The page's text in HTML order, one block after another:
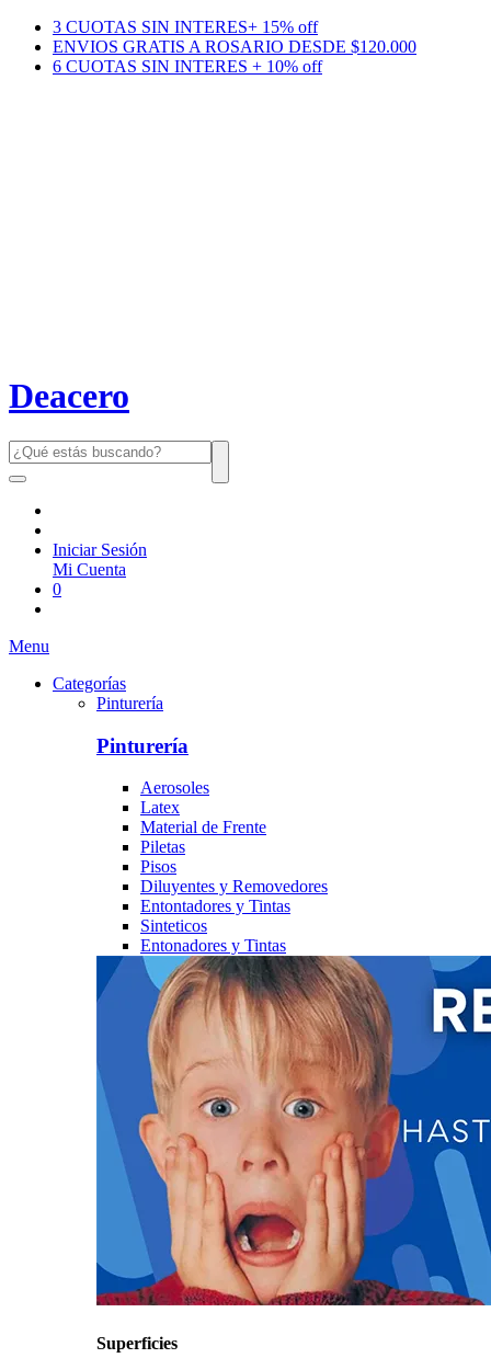
3 CUOTAS SIN INTERES+ 15% off
ENVIOS GRATIS A ROSARIO DESDE $120.000
6 CUOTAS SIN INTERES + 10% off
Deacero
Búsqueda
de
productos
Iniciar Sesión
Mi Cuenta
0
Menu
Categorías
Pinturería
Pinturería
Aerosoles
Latex
Material de Frente
Piletas
Pisos
Diluyentes y Removedores
Entontadores y Tintas
Sinteticos
Entonadores y Tintas
Superficies